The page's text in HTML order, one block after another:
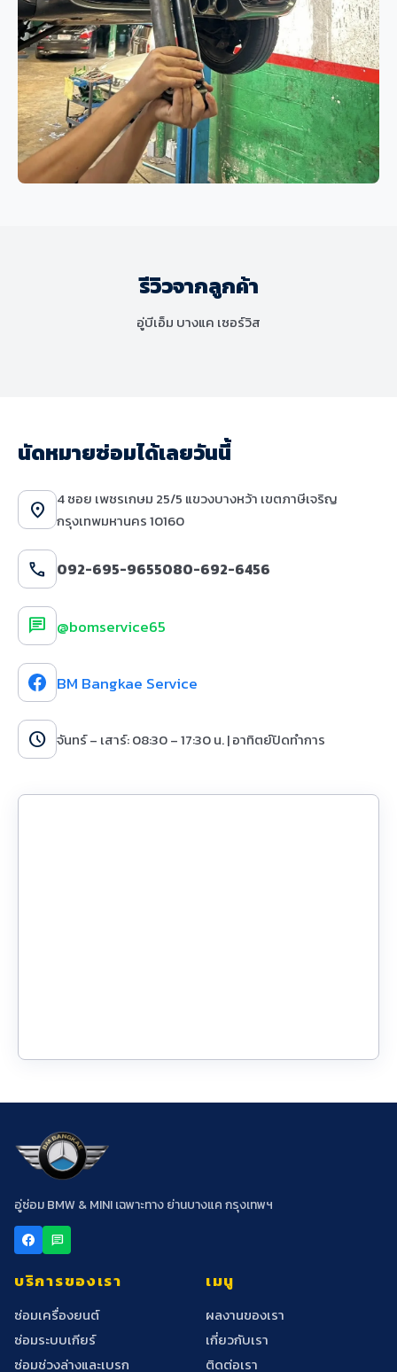
ช่วงล่างมีเสียงดังและเสื่อมสภาพ
รีวิวจากลูกค้า
อู่บีเอ็ม บางแค เซอร์วิส
นัดหมายซ่อมได้เลยวันนี้
location_on
4 ซอย เพชรเกษม 25/5 แขวงบางหว้า เขตภาษีเจริญ
กรุงเทพมหานคร 10160
call 092-695-9655080-692-6456
chat @bomservice65
BM Bangkae Service
schedule จันทร์ – เสาร์: 08:30 – 17:30 น. | อาทิตย์ปิดทำการ
อู่ซ่อม BMW & MINI เฉพาะทาง ย่านบางแค กรุงเทพฯ
chat
บริการของเรา
ซ่อมเครื่องยนต์
ซ่อมระบบเกียร์
ซ่อมช่วงล่างและเบรก
เมนู
ผลงานของเรา
เกี่ยวกับเรา
ติดต่อเรา